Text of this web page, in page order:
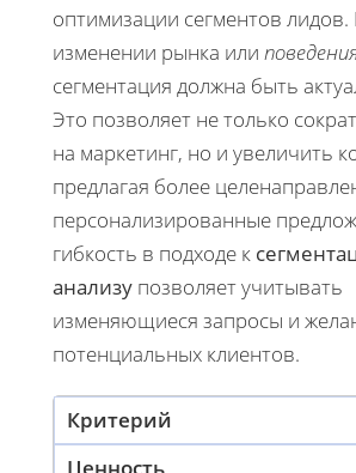
оптимизации сегментов
изменении рынка или
сегментация должна быть
Это позволяет не только
на маркетинг, но и увеличить
предлагая более
персонализированные
гибкость в подходе к
анализу позволяет учитывать
изменяющиеся запросы и
потенциальных клиентов.
Критерий
Ценность